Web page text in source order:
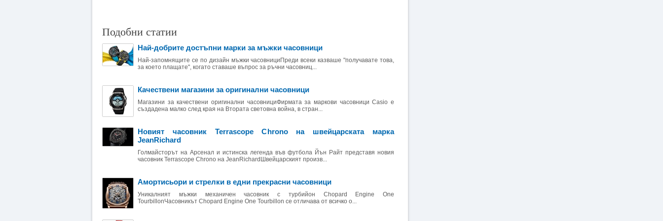
Подобни статии
Най-добрите достъпни марки за мъжки часовници
Най-запомнящите се по дизайн мъжки часовнициПреди всеки казваше "получавате това,
за което плащате", когато ставаше въпрос за ръчни часовниц...
Качествени магазини за оригинални часовници
Магазини за качествени оригинални часовнициФирмата за маркови часовници Casio е
създадена малко след края на Втората световна война, в стран...
Новият часовник Terrascope Chrono на швейцарската марка
JeanRichard
Голмайсторът на Арсенал и истинска легенда във футбола Йън Райт представя новия
часовник Terrascope Chrono на JeanRichardШвейцарският произв...
Амортисьори и стрелки в едни прекрасни часовници
Уникалният мъжки механичен часовник с турбийон Chopard Engine One
TourbillonЧасовникът Chopard Engine One Tourbillon се отличава от всичко о...